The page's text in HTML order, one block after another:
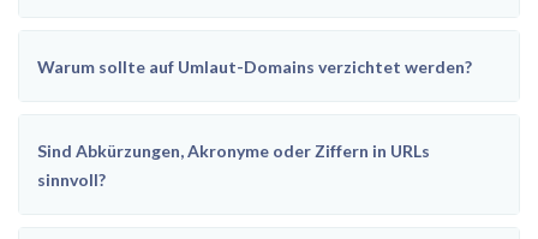
Warum sollte auf Umlaut-Domains verzichtet werden?
Sind Abkürzungen, Akronyme oder Ziffern in URLs
sinnvoll?